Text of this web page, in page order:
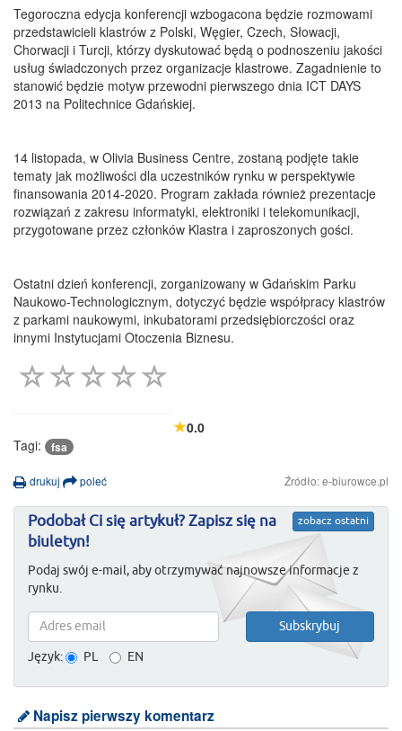
Tegoroczna edycja konferencji wzbogacona będzie rozmowami
przedstawicieli klastrów z Polski, Węgier, Czech, Słowacji,
Chorwacji i Turcji, którzy dyskutować będą o podnoszeniu jakości
usług świadczonych przez organizacje klastrowe. Zagadnienie to
stanowić będzie motyw przewodni pierwszego dnia ICT DAYS
2013 na Politechnice Gdańskiej.
14 listopada, w Olivia Business Centre, zostaną podjęte takie
tematy jak możliwości dla uczestników rynku w perspektywie
finansowania 2014-2020. Program zakłada również prezentacje
rozwiązań z zakresu informatyki, elektroniki i telekomunikacji,
przygotowane przez członków Klastra i zaproszonych gości.
Ostatni dzień konferencji, zorganizowany w Gdańskim Parku
Naukowo-Technologicznym, dotyczyć będzie współpracy klastrów
z parkami naukowymi, inkubatorami przedsiębiorczości oraz
innymi Instytucjami Otoczenia Biznesu.
0.0
Tagi:
fsa
drukuj poleć Źródło: e-biurowce.pl
zobacz ostatni
Podobał Ci się artykuł? Zapisz się na
biuletyn!
Podaj swój e-mail, aby otrzymywać najnowsze informacje z
rynku.
Język: PL EN
Napisz pierwszy komentarz